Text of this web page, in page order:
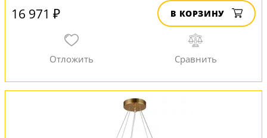
16 971 ₽ В КОРЗИНУ